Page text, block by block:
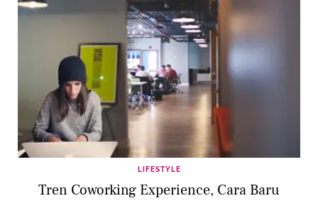
LIFESTYLE
Tren Coworking Experience, Cara Baru